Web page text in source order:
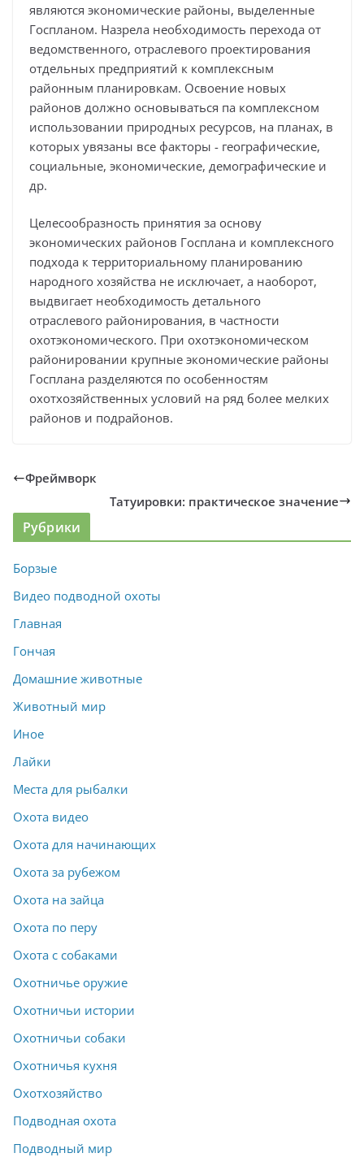
являются экономические районы, выделенные
Госпланом. Назрела необходимость перехода от
ведомственного, отраслевого проектирования
отдельных предприятий к комплексным
районным планировкам. Освоение новых
районов должно основываться па комплексном
использовании природных ресурсов, на планах, в
которых увязаны все факторы - географические,
социальные, экономические, демографические и
др.
Целесообразность принятия за основу
экономических районов Госплана и комплексного
подхода к территориальному планированию
народного хозяйства не исключает, а наоборот,
выдвигает необходимость детального
отраслевого районирования, в частности
охотэкономического. При охотэкономическом
районировании крупные экономические районы
Госплана разделяются по особенностям
охотхозяйственных условий на ряд более мелких
районов и подрайонов.
Фреймворк
Татуировки: практическое значение
Рубрики
Борзые
Видео подводной охоты
Главная
Гончая
Домашние животные
Животный мир
Иное
Лайки
Места для рыбалки
Охота видео
Охота для начинающих
Охота за рубежом
Охота на зайца
Охота по перу
Охота с собаками
Охотничье оружие
Охотничьи истории
Охотничьи собаки
Охотничья кухня
Охотхозяйство
Подводная охота
Подводный мир